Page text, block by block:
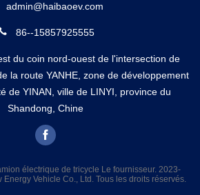
admin@haibaoev.com
86--15857925555
du coin nord-ouest de l'intersection de
la route YANHE, zone de développement
de YINAN, ville de LINYI, province du
Shandong, Chine
électrique de tricycle Le fournisseur. 2023-
Vehicle Co., Ltd. Tous les droits réservés.